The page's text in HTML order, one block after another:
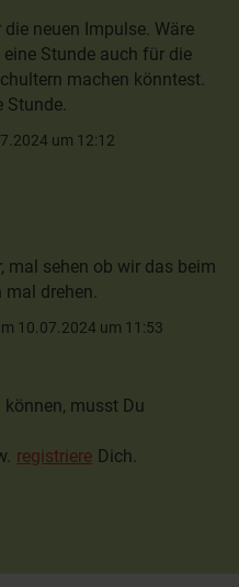
neuen Impulse. Wäre
Stunde auch für die
machen könntest.
Stunde.
um 12:12
mal sehen ob wir das beim
mal drehen.
10.07.2024 um 11:53
musst Du
registriere Dich.